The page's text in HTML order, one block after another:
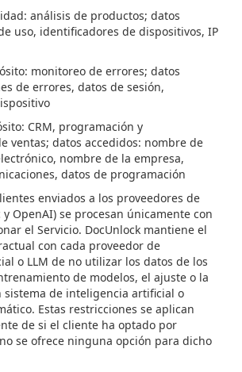
análisis de productos; datos
uso, identificadores de dispositivos, IP
monitoreo de errores; datos
de errores, datos de sesión,
CRM, programación y
ventas; datos accedidos: nombre de
nombre de la empresa,
datos de programación
enviados a los proveedores de
OpenAI) se procesan únicamente con
el Servicio. DocUnlock mantiene el
con cada proveedor de
o LLM de no utilizar los datos de los
de modelos, el ajuste o la
de inteligencia artificial o
Estas restricciones se aplican
de si el cliente ha optado por
se ofrece ninguna opción para dicho